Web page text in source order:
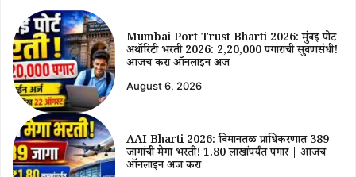
Mumbai Port Trust Bharti 2026: मुंबई पोर्ट
अथॉरिटी भरती 2026: ₹2,20,000 पगाराची सुवर्णसंधी!
आजच करा ऑनलाईन अर्ज
August 6, 2026
AAI Bharti 2026: विमानतळ प्राधिकरणात 389
जागांची मेगा भरती! ₹1.80 लाखांपर्यंत पगार | आजच
ऑनलाईन अर्ज करा